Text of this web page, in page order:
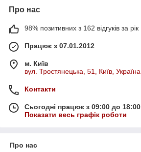
Про нас
98% позитивних з 162 відгуків за рік
Працює з 07.01.2012
м. Київ
вул. Тростянецька, 51, Київ, Україна
Контакти
Сьогодні працює з 09:00 до 18:00
Показати весь графік роботи
Про нас